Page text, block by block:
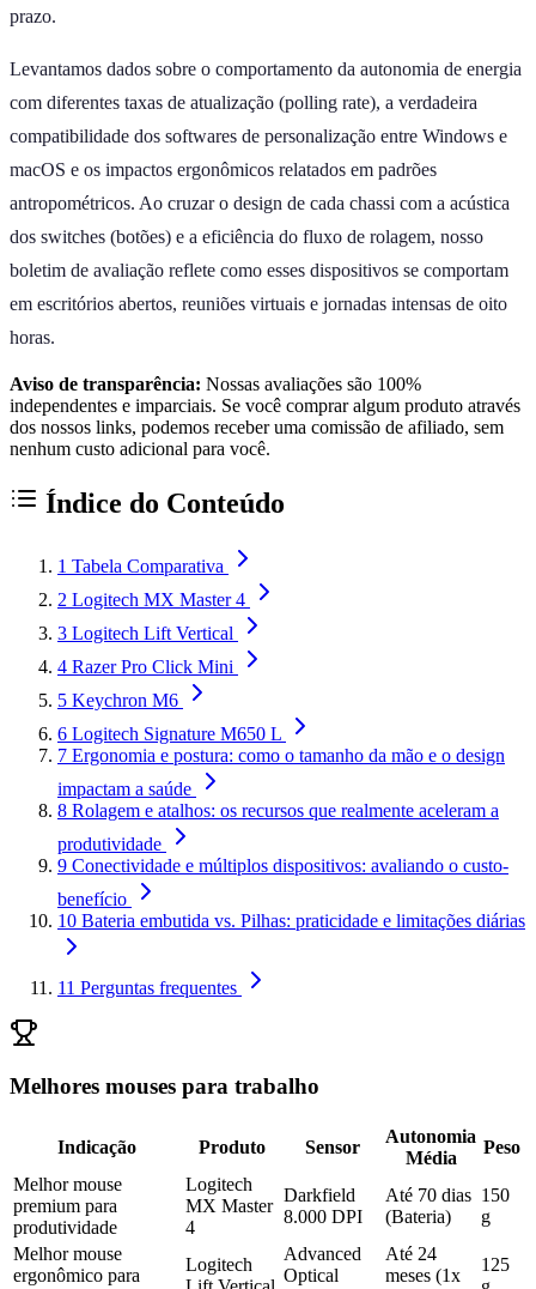
prazo.
Levantamos dados sobre o comportamento da autonomia de energia
com diferentes taxas de atualização (polling rate), a verdadeira
compatibilidade dos softwares de personalização entre Windows e
macOS e os impactos ergonômicos relatados em padrões
antropométricos. Ao cruzar o design de cada chassi com a acústica
dos switches (botões) e a eficiência do fluxo de rolagem, nosso
boletim de avaliação reflete como esses dispositivos se comportam
em escritórios abertos, reuniões virtuais e jornadas intensas de oito
horas.
Aviso de transparência: Nossas avaliações são 100%
independentes e imparciais. Se você comprar algum produto através
dos nossos links, podemos receber uma comissão de afiliado, sem
nenhum custo adicional para você.
Índice do Conteúdo
1 Tabela Comparativa
2 Logitech MX Master 4
3 Logitech Lift Vertical
4 Razer Pro Click Mini
5 Keychron M6
6 Logitech Signature M650 L
7 Ergonomia e postura: como o tamanho da mão e o design
impactam a saúde
8 Rolagem e atalhos: os recursos que realmente aceleram a
produtividade
9 Conectividade e múltiplos dispositivos: avaliando o custo-
benefício
10 Bateria embutida vs. Pilhas: praticidade e limitações diárias
11 Perguntas frequentes
Melhores mouses para trabalho
Indicação Produto Sensor
Autonomia
Média
Peso
Melhor mouse
premium para
produtividade
Logitech
MX Master
4
Darkfield
8.000 DPI
Até 70 dias
(Bateria)
150
g
Melhor mouse
ergonômico para
Logitech
Advanced
Optical
Até 24
meses (1x
125